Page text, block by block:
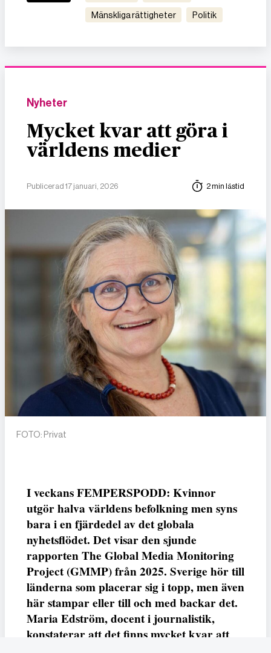
mänskliga rättigheter politik
Nyheter
Mycket kvar att göra i
världens medier
Publicerad 17 januari, 2026 2 min lästid
FOTO: Privat
I veckans FEMPERSPODD: Kvinnor
utgör halva världens befolkning men syns
bara i en fjärdedel av det globala
nyhetsflödet. Det visar den sjunde
rapporten The Global Media Monitoring
Project (GMMP) från 2025. Sverige hör till
länderna som placerar sig i topp, men även
här stampar eller till och med backar det.
Maria Edström, docent i journalistik,
konstaterar att det finns mycket kvar att